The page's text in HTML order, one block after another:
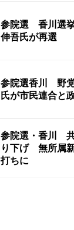
参院選 香川選
伸吾氏が再選
参院選香川 野
氏が市民連合と
参院選・香川
り下げ 無所属
打ちに